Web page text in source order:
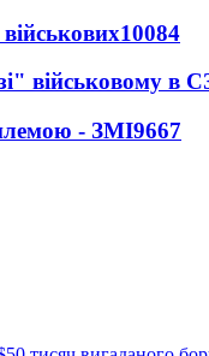
10084
військовому в
- ЗМІ9667